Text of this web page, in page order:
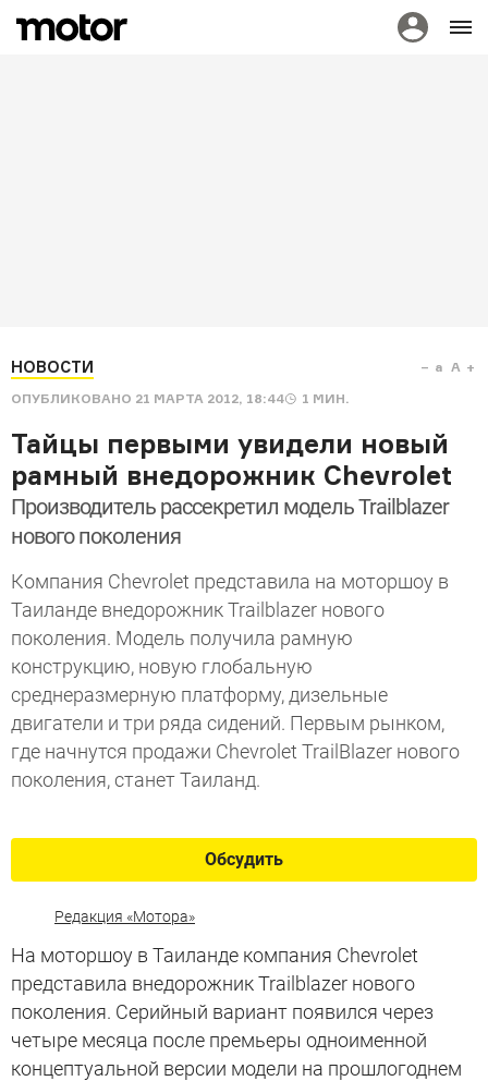
НОВОСТИ
ОПУБЛИКОВАНО 21 МАРТА 2012, 18:44 1 МИН.
a A
Тайцы первыми увидели новый
рамный внедорожник Chevrolet
Производитель рассекретил модель Trailblazer
нового поколения
Компания Chevrolet представила на моторшоу в
Таиланде внедорожник Trailblazer нового
поколения. Модель получила рамную
конструкцию, новую глобальную
среднеразмерную платформу, дизельные
двигатели и три ряда сидений. Первым рынком,
где начнутся продажи Chevrolet TrailBlazer нового
поколения, станет Таиланд.
Обсудить
Редакция «Мотора»
На моторшоу в Таиланде компания Chevrolet
представила внедорожник Trailblazer нового
поколения. Серийный вариант появился через
четыре месяца после премьеры одноименной
концептуальной версии модели на прошлогоднем